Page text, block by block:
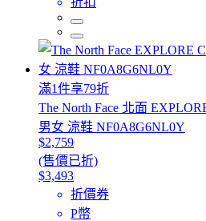
滿1件享79折
The North Face 北面
男女 涼鞋 NF0A8G6NL0Y
$2,759
(售價已折)
$3,493
折價券
P幣